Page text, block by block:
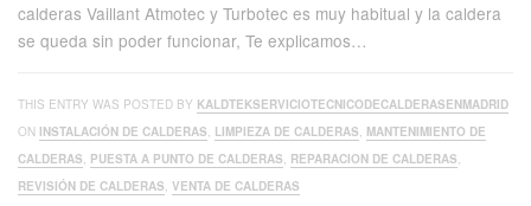
calderas Vaillant Atmotec y Turbotec es muy habitual y la caldera
se queda sin poder funcionar, Te explicamos…
THIS ENTRY WAS POSTED BY KALDTEKSERVICIOTECNICODECALDERASENMADRID
ON INSTALACIÓN DE CALDERAS, LIMPIEZA DE CALDERAS, MANTENIMIENTO DE
CALDERAS, PUESTA A PUNTO DE CALDERAS, REPARACION DE CALDERAS,
REVISIÓN DE CALDERAS, VENTA DE CALDERAS